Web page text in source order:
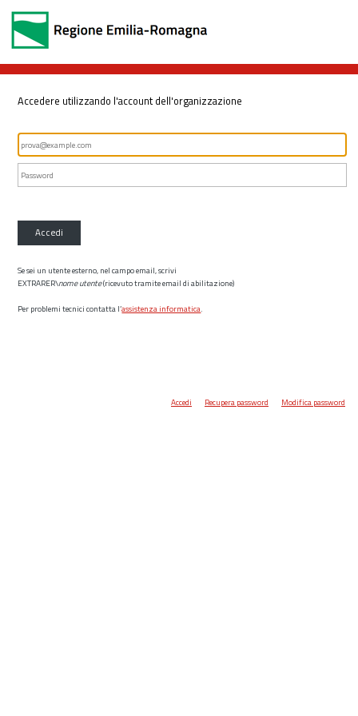
Accedere utilizzando l'account dell'organizzazione
Accedi
Se sei un utente esterno, nel campo email, scrivi
EXTRARER\nome utente(ricevuto tramite email di abilitazione)
Per problemi tecnici contatta l’assistenza informatica.
Accedi Recupera password Modifica password